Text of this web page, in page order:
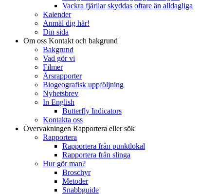
Vackra fjärilar skyddas oftare än alldagliga
Kalender
Anmäl dig här!
Din sida
Om oss Kontakt och bakgrund
Bakgrund
Vad gör vi
Filmer
Årsrapporter
Biogeografisk uppföljning
Nyhetsbrev
In English
Butterfly Indicators
Kontakta oss
Övervakningen Rapportera eller sök
Rapportera
Rapportera från punktlokal
Rapportera från slinga
Hur gör man?
Broschyr
Metoder
Snabbguide